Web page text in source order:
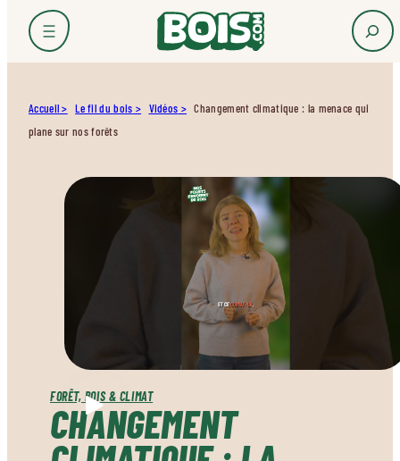
Accueil Le fil du bois Vidéos
Changement climatique : la menace qui
plane sur nos forêts
FORÊT, BOIS & CLIMAT
CHANGEMENT